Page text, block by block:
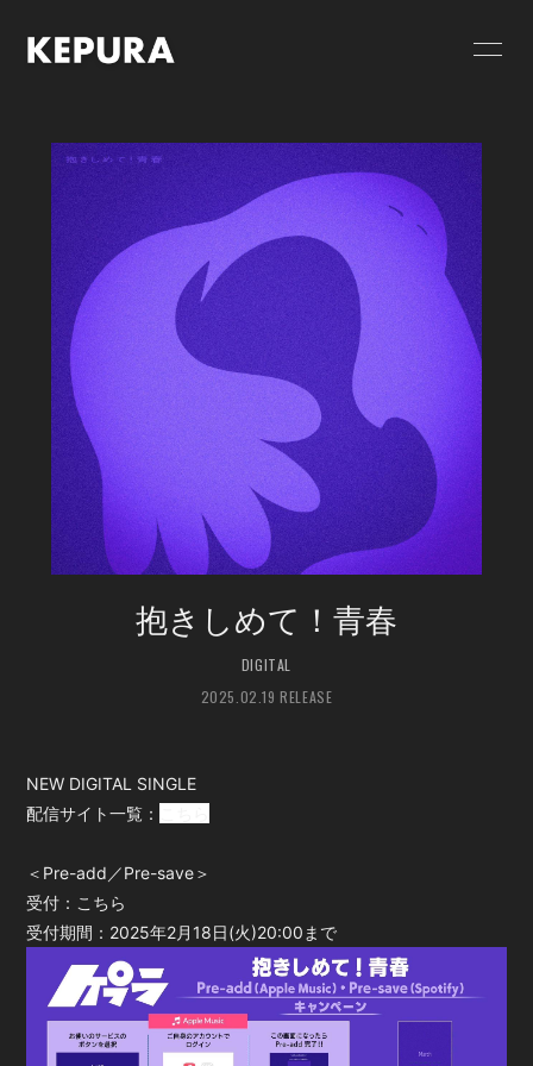
SCHEDULE
GOODS
RELEASE
PROFILE
CONTACT
FC限定 PHOTO
FC限定 MOVIE
FC限定 RADIO
FC限定ブログ
FC限定 Q&A
会員登録 ログイン
抱きしめて！青春
DIGITAL
2025.02.19 RELEASE
NEW DIGITAL SINGLE
配信サイト一覧：
＜Pre-add／Pre-save＞
受付： こちら
受付期間：2025年2月18日(火)20:00まで